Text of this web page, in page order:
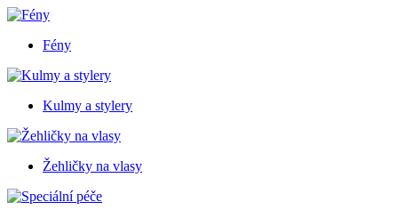
Fény
Kulmy a stylery
Žehličky na vlasy